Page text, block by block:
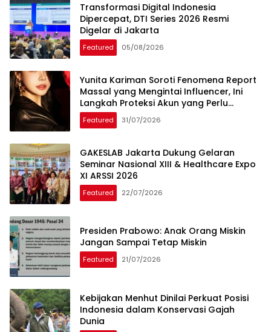
Transformasi Digital Indonesia
Dipercepat, DTI Series 2026 Resmi
Digelar di Jakarta
Featured 05/08/2026
Yunita Kariman Soroti Fenomena Report
Massal yang Mengintai Influencer, Ini
Langkah Proteksi Akun yang Perlu
Diketahui
Featured 31/07/2026
GAKESLAB Jakarta Dukung Gelaran
Seminar Nasional XIII & Healthcare Expo
XI ARSSI 2026
Featured 22/07/2026
Presiden Prabowo: Anak Orang Miskin
Jangan Sampai Tetap Miskin
Featured 21/07/2026
Kebijakan Menhut Dinilai Perkuat Posisi
Indonesia dalam Konservasi Gajah
Dunia